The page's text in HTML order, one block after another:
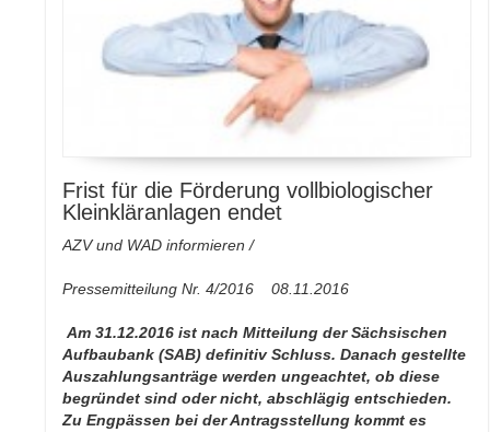
Frist für die Förderung vollbiologischer
Kleinkläranlagen endet
AZV und WAD informieren /
Pressemitteilung Nr. 4/2016 08.11.2016
Am 31.12.2016 ist nach Mitteilung der Sächsischen
Aufbaubank (SAB) definitiv Schluss. Danach gestellte
Auszahlungsanträge werden ungeachtet, ob diese
begründet sind oder nicht, abschlägig entschieden.
Zu Engpässen bei der Antragsstellung kommt es